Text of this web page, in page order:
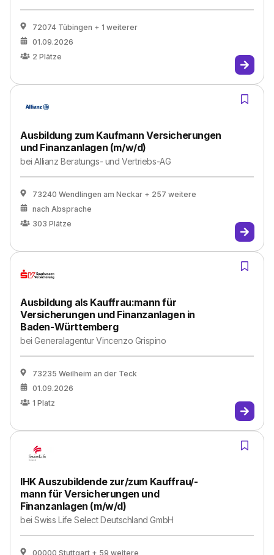
72074 Tübingen + 1 weiterer
01.09.2026
2 Plätze
Ausbildung zum Kaufmann Versicherungen
und Finanzanlagen (m/w/d)
beiAllianz Beratungs- und Vertriebs-AG
73240 Wendlingen am Neckar + 257 weitere
nach Absprache
303 Plätze
Ausbildung als Kauffrau:mann für
Versicherungen und Finanzanlagen in
Baden-Württemberg
beiGeneralagentur Vincenzo Grispino
73235 Weilheim an der Teck
01.09.2026
1 Platz
IHK Auszubildende zur/zum Kauffrau/-
mann für Versicherungen und
Finanzanlagen (m/w/d)
beiSwiss Life Select Deutschland GmbH
00000 Stuttgart + 59 weitere